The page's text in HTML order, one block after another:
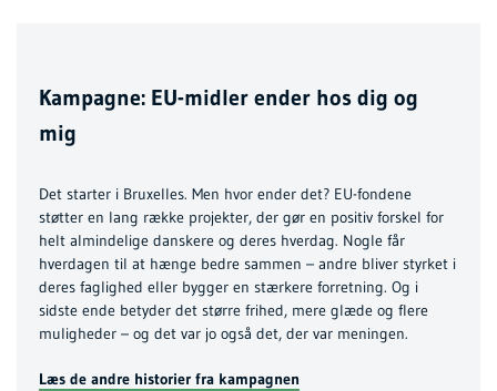
Kampagne: EU-midler ender hos dig og
mig
Det starter i Bruxelles. Men hvor ender det? EU-fondene
støtter en lang række projekter, der gør en positiv forskel for
helt almindelige danskere og deres hverdag. Nogle får
hverdagen til at hænge bedre sammen – andre bliver styrket i
deres faglighed eller bygger en stærkere forretning. Og i
sidste ende betyder det større frihed, mere glæde og flere
muligheder – og det var jo også det, der var meningen.
Læs de andre historier fra kampagnen